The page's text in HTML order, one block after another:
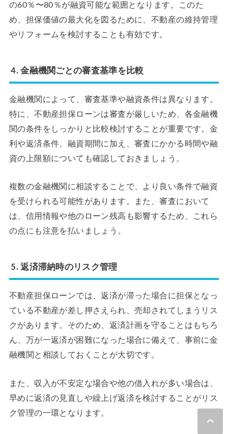
の60％〜80％が融資可能な範囲となります。このた
め、担保価値の最大化を図るために、不動産の維持管理
やリフォームを検討することも有効です。
4. 金融機関ごとの審査基準を比較
金融機関によって、審査基準や融資条件は異なります。
特に、不動産担保ローンは審査が厳しいため、各金融機
関の条件をしっかりと比較検討することが重要です。金
利や返済条件、融資期間に加え、審査にかかる時間や融
資の上限額についても確認しておきましょう。
複数の金融機関に相談することで、より良い条件で融資
を受けられる可能性があります。また、審査において
は、信用情報や他のローン残高も影響するため、これら
の点にも注意を払いましょう。
5. 返済滞納時のリスク管理
不動産担保ローンでは、返済が滞った場合に担保となっ
ている不動産が差し押さえられ、売却されてしまうリス
クがあります。そのため、返済計画を守ることはもちろ
ん、万が一返済が困難になった場合に備えて、事前に金
融機関と相談しておくことが大切です。
また、収入が不安定な場合や他の借入れが多い場合は、
早めに返済の見直しや繰上げ返済を検討することがリス
ク管理の一環となります。